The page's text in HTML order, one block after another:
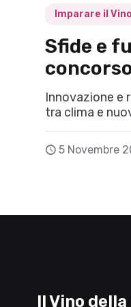
Imparare il
Sfide e
Innovazione e
tra clima e
5 Novembre
Il Vino